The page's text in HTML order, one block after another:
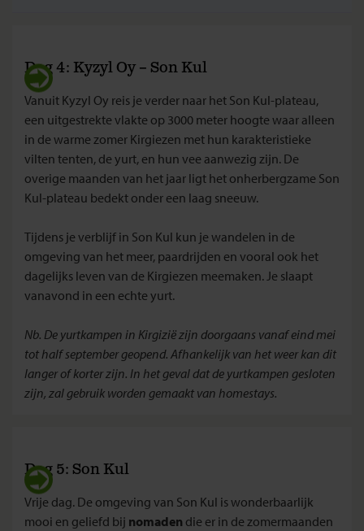
Dag 4: Kyzyl Oy – Son Kul
Vanuit Kyzyl Oy reis je verder naar het Son Kul-plateau,
een uitgestrekte vlakte op 3000 meter hoogte waar alleen
in de warme zomer Kirgiezen met hun karakteristieke
vilten tenten, de yurt, en hun vee aanwezig zijn. De
overige maanden van het jaar ligt het onherbergzame Son
Kul-plateau bedekt onder een laag sneeuw.
Tijdens je verblijf in Son Kul kun je wandelen in de
omgeving van het meer, paardrijden en vooral ook het
dagelijks leven van de Kirgiezen meemaken. Je slaapt
vanavond in een echte yurt.
Nb. De yurtkampen in Kirgizië zijn doorgaans vanaf eind mei
tot half september geopend. Afhankelijk van het weer kan dit
langer of korter zijn. In het geval dat de yurtkampen gesloten
zijn, zal gebruik worden gemaakt van homestays.
Dag 5: Son Kul
Vrije dag. De omgeving van Son Kul is wonderbaarlijk
mooi en geliefd bij nomaden die er in de zomermaanden